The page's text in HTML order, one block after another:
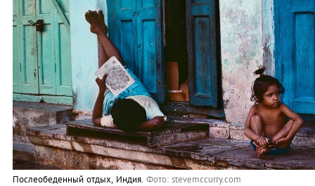
Послеобеденный отдых, Индия. Фото: stevemccurry.com